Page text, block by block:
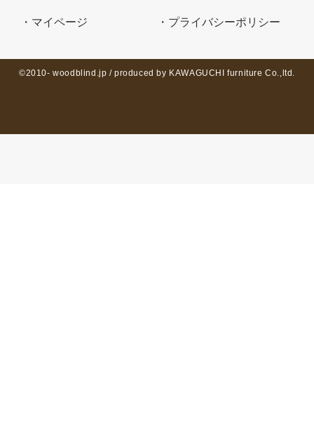
マイページ プライバシーポリシー
©2010- woodblind.jp / produced by KAWAGUCHI furniture Co.,ltd.